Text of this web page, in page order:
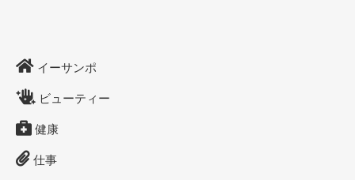
イーサンポ
ビューティー
健康
仕事